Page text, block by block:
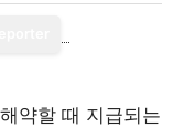
약할 때 지급되는